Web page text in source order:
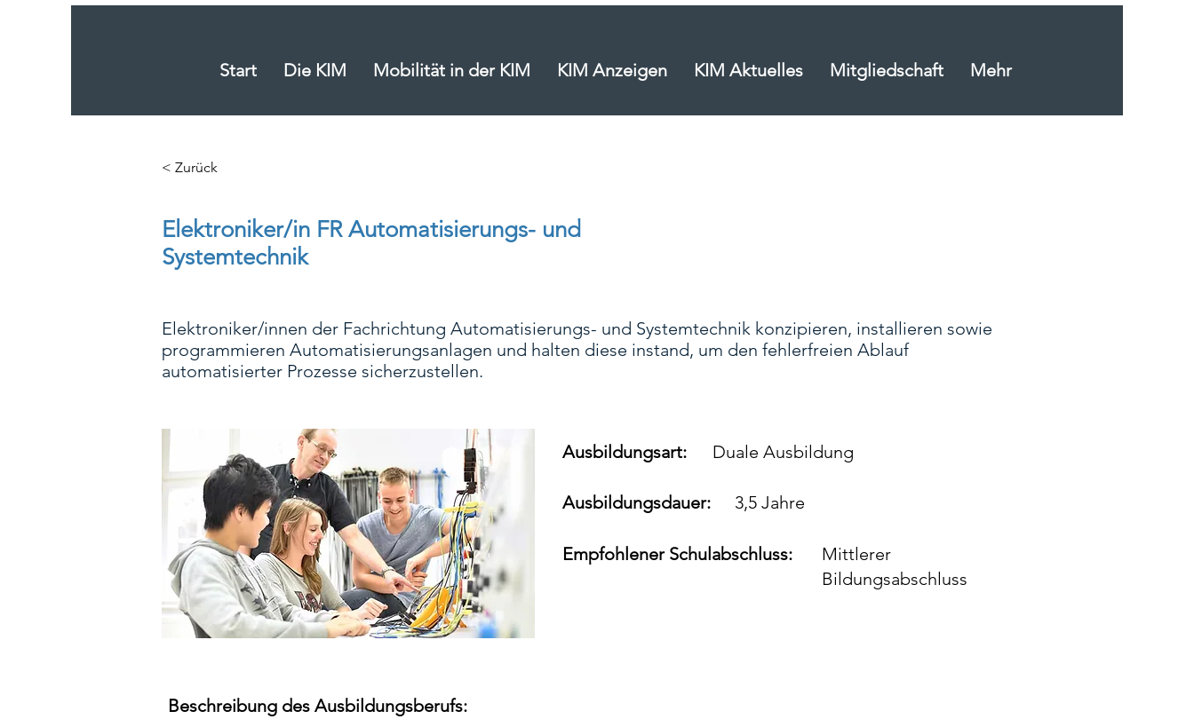
Start Die KIM Mobilität in der KIM KIM Anzeigen KIM Aktuelles Mitgliedschaft Mehr
< Zurück
Elektroniker/in FR Automatisierungs- und
Systemtechnik
Elektroniker/innen der Fachrichtung Automatisierungs- und Systemtechnik konzipieren, installieren sowie
programmieren Automatisierungsanlagen und halten diese instand, um den fehlerfreien Ablauf
automatisierter Prozesse sicherzustellen.
Ausbildungsart: Duale Ausbildung
Ausbildungsdauer: 3,5 Jahre
Empfohlener Schulabschluss:
Mittlerer
Bildungsabschluss
Beschreibung des Ausbildungsberufs: